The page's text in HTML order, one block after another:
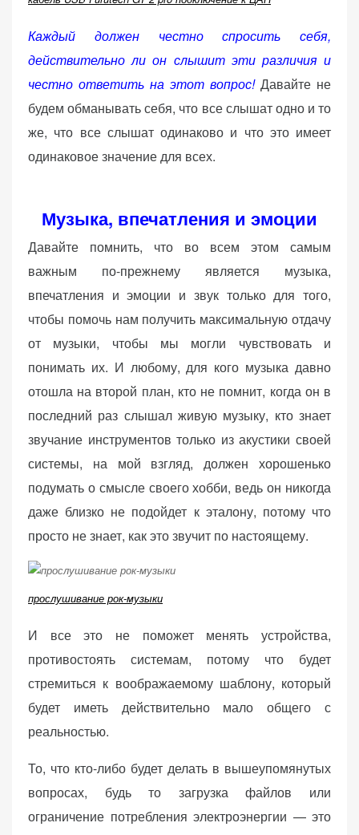
Каждый должен честно спросить себя,
действительно ли он слышит эти различия и
честно ответить на этот вопрос!Давайте не
будем обманывать себя, что все слышат одно и то
же, что все слышат одинаково и что это имеет
одинаковое значение для всех.
Музыка, впечатления и эмоции
Давайте помнить, что во всем этом самым
важным по-прежнему является музыка,
впечатления и эмоции и звук только для того,
чтобы помочь нам получить максимальную отдачу
от музыки, чтобы мы могли чувствовать и
понимать их. И любому, для кого музыка давно
отошла на второй план, кто не помнит, когда он в
последний раз слышал живую музыку, кто знает
звучание инструментов только из акустики своей
системы, на мой взгляд, должен хорошенько
подумать о смысле своего хобби, ведь он никогда
даже близко не подойдет к эталону, потому что
просто не знает, как это звучит по настоящему.
прослушивание рок-музыки
И все это не поможет менять устройства,
противостоять системам, потому что будет
стремиться к воображаемому шаблону, который
будет иметь действительно мало общего с
реальностью.
То, что кто-либо будет делать в вышеупомянутых
вопросах, будь то загрузка файлов или
ограничение потребления электроэнергии — это